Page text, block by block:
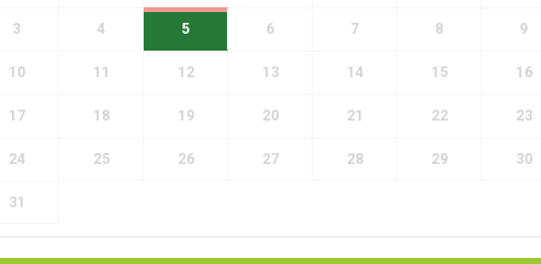
3 4 5 6 7 8 9
10 11 12 13 14 15 16
17 18 19 20 21 22 23
24 25 26 27 28 29 30
31